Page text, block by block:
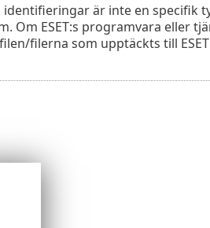
är inte en specifik
Om ESET:s programvara eller
filerna som upptäckts till